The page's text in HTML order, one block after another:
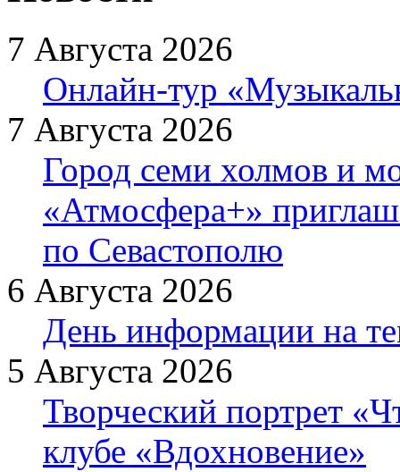
7 Августа 2026
Онлайн-тур
7 Августа 2026
Город семи холмов и
«Атмосфера+»
по Севастополю
6 Августа 2026
День информации на
5 Августа 2026
Творческий портрет
клубе «Вдохновение»